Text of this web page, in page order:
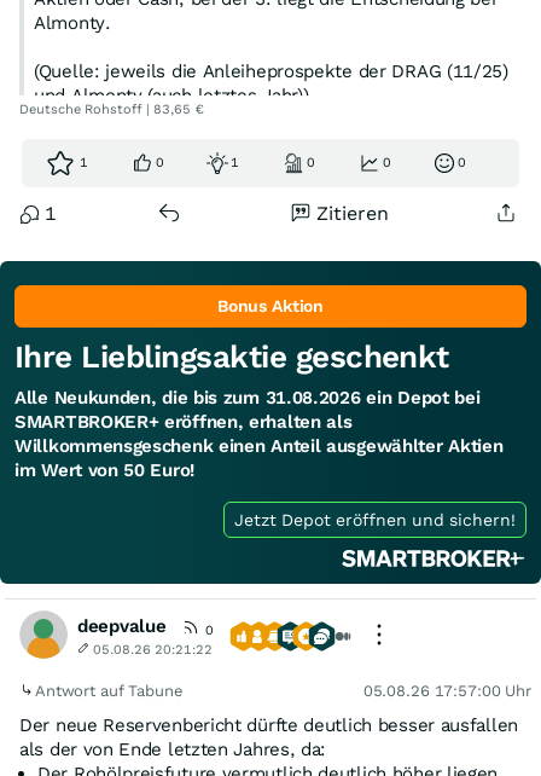
Almonty.
(Quelle: jeweils die Anleiheprospekte der DRAG (11/25)
und Almonty (auch letztes Jahr))
Deutsche Rohstoff | 83,65 €
1 0 1 0 0 0
1 Zitieren
Bonus Aktion
Ihre Lieblingsaktie geschenkt
Alle Neukunden, die bis zum 31.08.2026 ein Depot bei
SMARTBROKER+ eröffnen, erhalten als
Willkommensgeschenk einen Anteil ausgewählter Aktien
im Wert von 50 Euro!
Jetzt Depot eröffnen und sichern!
deepvalue
0
05.08.26 20:21:22
Antwort auf Tabune 05.08.26 17:57:00 Uhr
Der neue Reservenbericht dürfte deutlich besser ausfallen
als der von Ende letzten Jahres, da: